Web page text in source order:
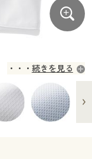
続きを見る